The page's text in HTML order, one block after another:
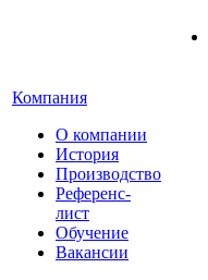
Компания
О компании
История
Производство
Референс-
лист
Обучение
Вакансии